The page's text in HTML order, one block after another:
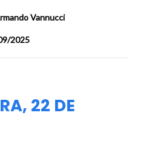
Vannucci
2025
22 DE